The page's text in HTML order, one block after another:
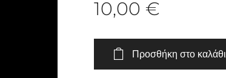
10,00 €
Προσθήκη στο καλάθι